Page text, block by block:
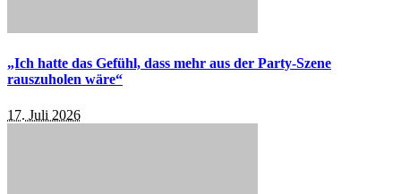
„Ich hatte das Gefühl, dass mehr aus der Party-Szene
rauszuholen wäre“
17. Juli 2026